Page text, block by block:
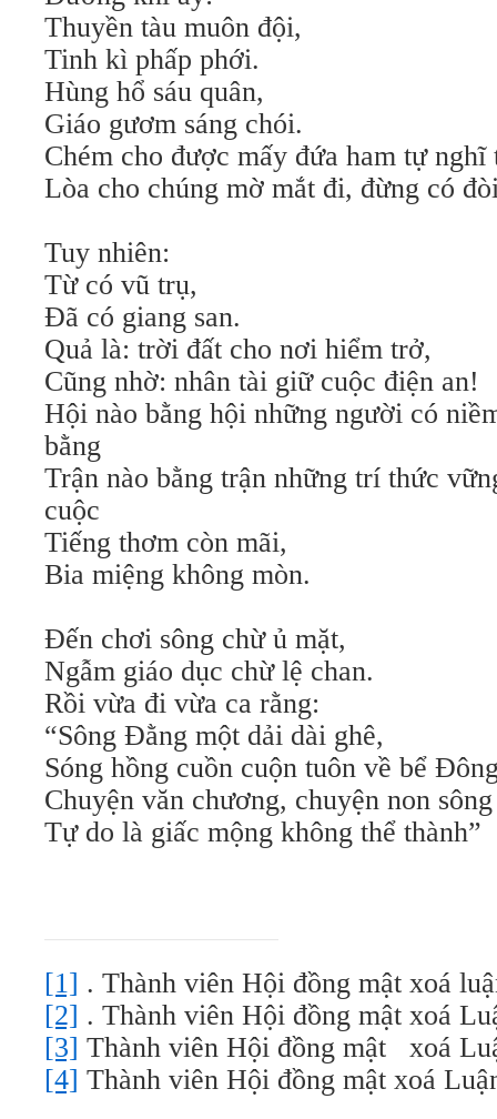
Thuyền tàu muôn đội,
Tinh kì phấp phới.
Hùng hổ sáu quân,
Giáo gươm sáng chói.
Chém cho được mấy đứa ham tự nghĩ
Lòa cho chúng mờ mắt đi, đừng có
Tuy nhiên:
Từ có vũ trụ,
Đã có giang san.
Quả là: trời đất cho nơi hiểm trở,
Cũng nhờ: nhân tài giữ cuộc điện an!
Hội nào bằng hội những người có
bằng
Trận nào bằng trận những trí thức
cuộc
Tiếng thơm còn mãi,
Bia miệng không mòn.
Đến chơi sông chừ ủ mặt,
Ngẫm giáo dục chừ lệ chan.
Rồi vừa đi vừa ca rằng:
“Sông Đằng một dải dài ghê,
Sóng hồng cuồn cuộn tuôn về bể
Chuyện văn chương, chuyện non sông
Tự do là giấc mộng không thể thành”
[1] . Thành viên Hội đồng mật xoá
[2] . Thành viên Hội đồng mật xoá
[3] Thành viên Hội đồng mật xoá
[4] Thành viên Hội đồng mật xoá